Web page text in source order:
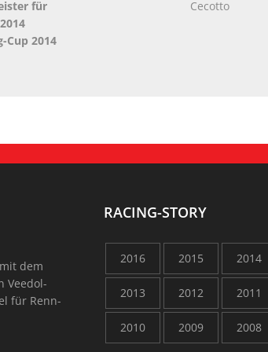
für
Cup 2014
Cecotto
dem
Veedol-
für Renn-
RACING-STORY
2016 2015 2014
2013 2012 2011
2010 2009 2008